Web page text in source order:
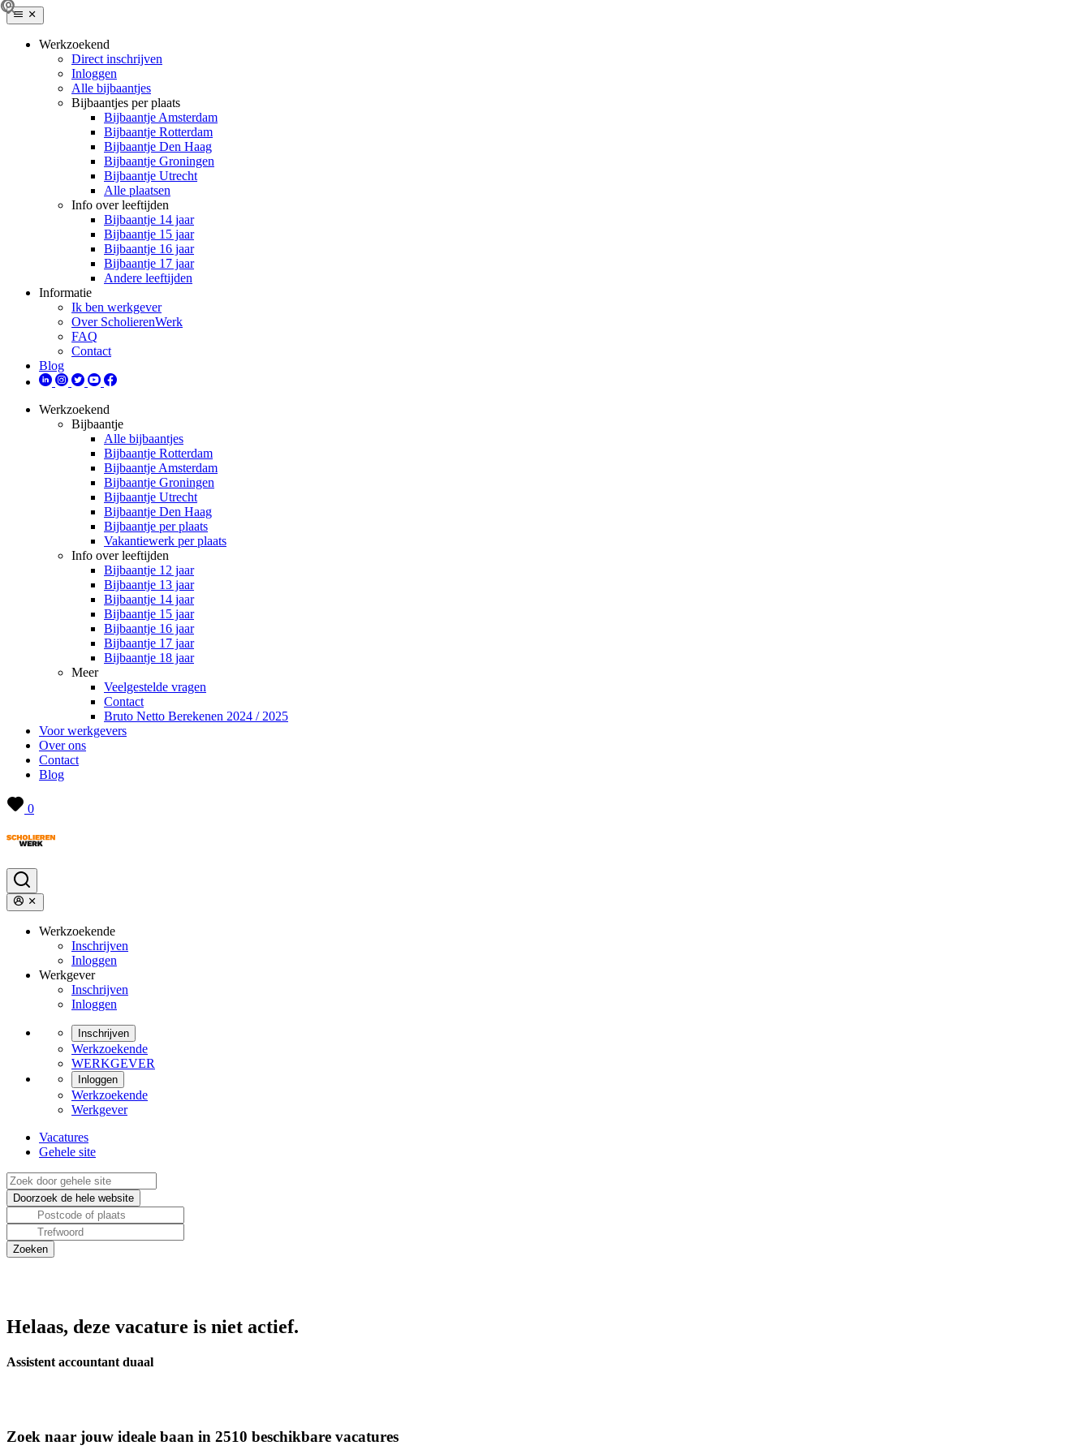
Werkzoekend
Direct inschrijven
Inloggen
Alle bijbaantjes
Bijbaantjes per plaats
Bijbaantje Amsterdam
Bijbaantje Rotterdam
Bijbaantje Den Haag
Bijbaantje Groningen
Bijbaantje Utrecht
Alle plaatsen
Info over leeftijden
Bijbaantje 14 jaar
Bijbaantje 15 jaar
Bijbaantje 16 jaar
Bijbaantje 17 jaar
Andere leeftijden
Informatie
Ik ben werkgever
Over ScholierenWerk
FAQ
Contact
Blog
Werkzoekend
Bijbaantje
Alle bijbaantjes
Bijbaantje Rotterdam
Bijbaantje Amsterdam
Bijbaantje Groningen
Bijbaantje Utrecht
Bijbaantje Den Haag
Bijbaantje per plaats
Vakantiewerk per plaats
Info over leeftijden
Bijbaantje 12 jaar
Bijbaantje 13 jaar
Bijbaantje 14 jaar
Bijbaantje 15 jaar
Bijbaantje 16 jaar
Bijbaantje 17 jaar
Bijbaantje 18 jaar
Meer
Veelgestelde vragen
Contact
Bruto Netto Berekenen 2024 / 2025
Voor werkgevers
Over ons
Contact
Blog
0
Werkzoekende
Inschrijven
Inloggen
Werkgever
Inschrijven
Inloggen
Inschrijven
Werkzoekende
WERKGEVER
Inloggen
Werkzoekende
Werkgever
Vacatures
Gehele site
Helaas, deze vacature is niet actief.
Assistent accountant duaal
Zoek naar jouw ideale baan in 2510 beschikbare vacatures